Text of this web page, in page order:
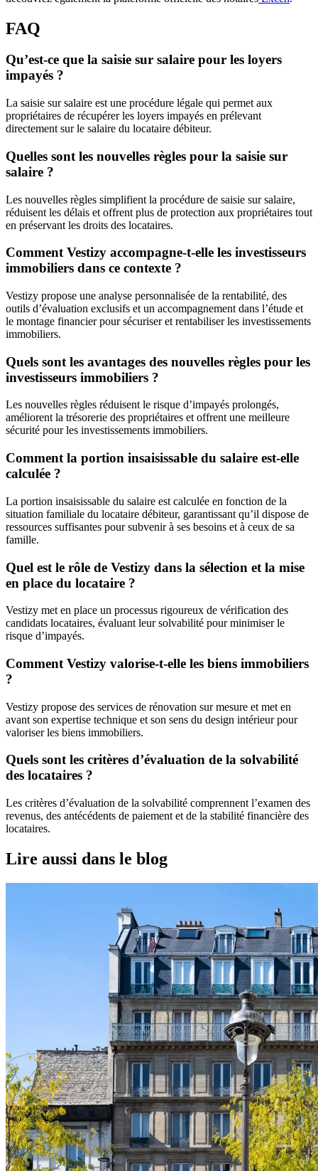
FAQ
Qu’est-ce que la saisie sur salaire pour les loyers
impayés ?
La saisie sur salaire est une procédure légale qui permet aux
propriétaires de récupérer les loyers impayés en prélevant
directement sur le salaire du locataire débiteur.
Quelles sont les nouvelles règles pour la saisie sur
salaire ?
Les nouvelles règles simplifient la procédure de saisie sur salaire,
réduisent les délais et offrent plus de protection aux propriétaires tout
en préservant les droits des locataires.
Comment Vestizy accompagne-t-elle les investisseurs
immobiliers dans ce contexte ?
Vestizy propose une analyse personnalisée de la rentabilité, des
outils d’évaluation exclusifs et un accompagnement dans l’étude et
le montage financier pour sécuriser et rentabiliser les investissements
immobiliers.
Quels sont les avantages des nouvelles règles pour les
investisseurs immobiliers ?
Les nouvelles règles réduisent le risque d’impayés prolongés,
améliorent la trésorerie des propriétaires et offrent une meilleure
sécurité pour les investissements immobiliers.
Comment la portion insaisissable du salaire est-elle
calculée ?
La portion insaisissable du salaire est calculée en fonction de la
situation familiale du locataire débiteur, garantissant qu’il dispose de
ressources suffisantes pour subvenir à ses besoins et à ceux de sa
famille.
Quel est le rôle de Vestizy dans la sélection et la mise
en place du locataire ?
Vestizy met en place un processus rigoureux de vérification des
candidats locataires, évaluant leur solvabilité pour minimiser le
risque d’impayés.
Comment Vestizy valorise-t-elle les biens immobiliers
?
Vestizy propose des services de rénovation sur mesure et met en
avant son expertise technique et son sens du design intérieur pour
valoriser les biens immobiliers.
Quels sont les critères d’évaluation de la solvabilité
des locataires ?
Les critères d’évaluation de la solvabilité comprennent l’examen des
revenus, des antécédents de paiement et de la stabilité financière des
locataires.
Lire aussi dans le blog